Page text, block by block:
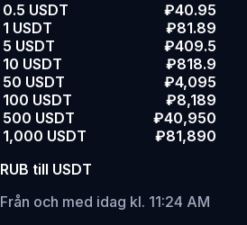
0.5 USDT
₽40.95
1 USDT
₽81.89
5 USDT
₽409.5
10 USDT
₽818.9
50 USDT
₽4,095
100 USDT
₽8,189
500 USDT
₽40,950
1,000 USDT
₽81,890
RUB till USDT
Från och med idag kl. 11:24 AM